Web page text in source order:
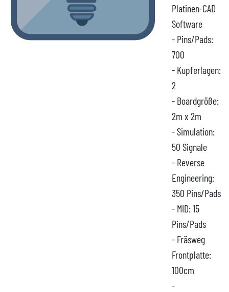
Platinen-CAD
Software
- Pins/Pads:
700
- Kupferlagen:
2
- Boardgröße:
2m x 2m
- Simulation:
50 Signale
- Reverse
Engineering:
350 Pins/Pads
- MID: 15
Pins/Pads
- Fräsweg
Frontplatte:
100cm
-